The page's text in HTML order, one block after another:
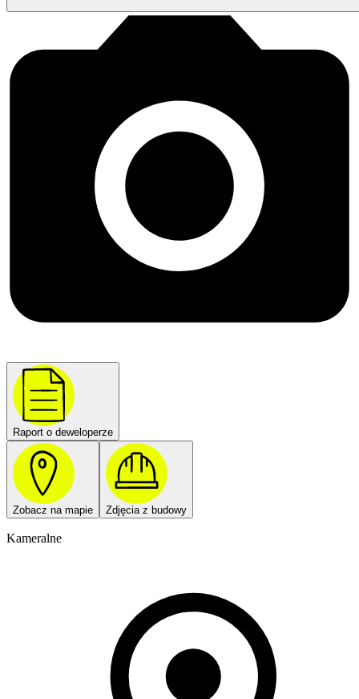
Raport o deweloperze
Zobacz na mapie Zdjęcia z budowy
Kameralne